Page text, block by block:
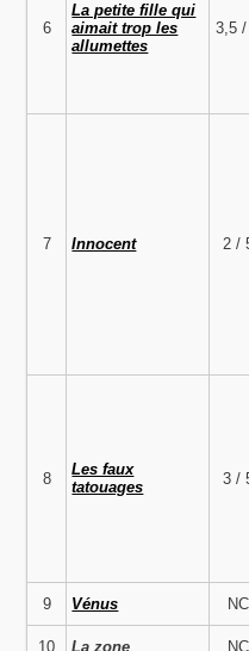
6
La petite fille qui
aimait trop les
allumettes
3,5
7 Innocent 2 /
8
Les faux
tatouages
3 /
9
Vénus NC
10 La zone NC